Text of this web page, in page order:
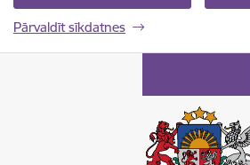
Pārvaldīt sīkdatnes